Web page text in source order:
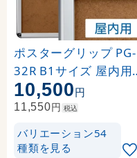
ポスターグリップ PG-
32R B1サイズ 屋内用
角丸 シルバー
10,500円
11,550円 税込
バリエーション54
種類を見る